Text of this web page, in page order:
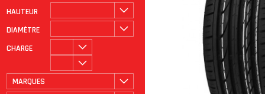
HAUTEUR
DIAMÈTRE
CHARGE
MARQUES